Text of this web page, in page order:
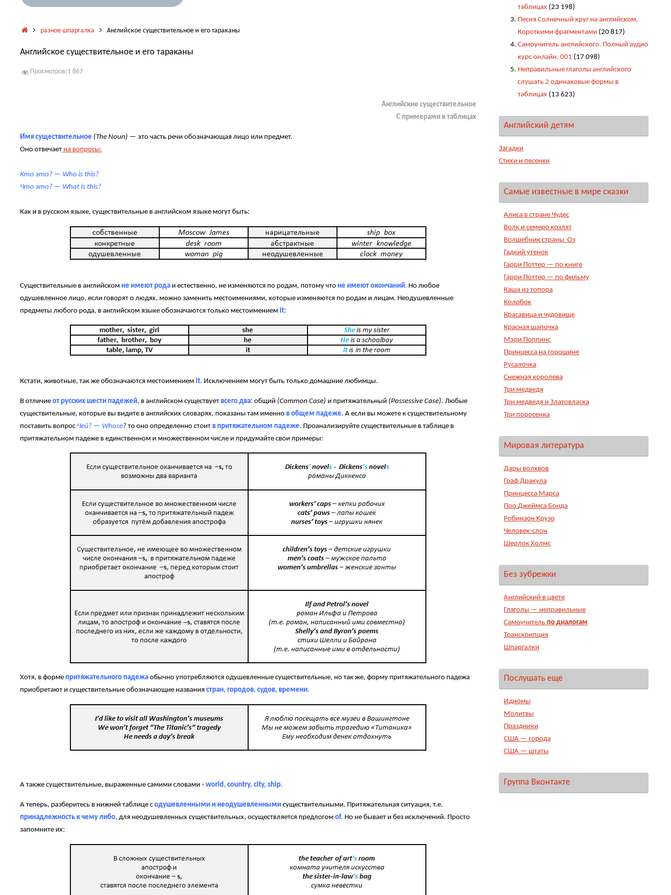
Главная
разное шпаргалка Английское существительное и его тараканы
Английское существительное и его тараканы
Просмотров:1 867
Английские существительное
С примерами в таблицах
Имя существительное (The Noun) — это часть речи обозначающая лицо или предмет.
Оно отвечает на вопросы:
Кто это? — Who is this?
Что это? — What is this?
Как и в русском языке, существительные в английском языке могут быть:
Существительные в английском не имеют рода и естественно, не изменяются по родам, потому что не имеют окончаний. Но любое
одушевленное лицо, если говорят о людях, можно заменить местоимениями, которые изменяются по родам и лицам. Неодушевленные
предметы любого рода, в английском языке обозначаются только местоимением it:
Кстати, животные, так же обозначаются местоимением it. Исключением могут быть только домашние любимцы.
В отличие от русских шести падежей, в английском существует всего два: общий (Common Case) и притяжательный (Possessive Case). Любые
существительные, которые вы видите в английских словарях, показаны там именно в общем падеже. А если вы можете к существительному
поставить вопрос Чей? — Whose? то оно определенно стоит в притяжательном падеже. Проанализируйте существительные в таблице в
притяжательном падеже в единственном и множественном числе и придумайте свои примеры:
Хотя, в форме притяжательного падежа обычно употребляются одушевленные существительные, но так же, форму притяжательного падежа
приобретают и существительные обозначающие названия стран, городов, судов, времени.
А также существительные, выраженные самими словами - world, country, city, ship.
А теперь, разберитесь в нижней таблице с одушевленными и неодушевленными существительными. Притяжательная ситуация, т.е.
принадлежность к чему либо, для неодушевленных существительных, осуществляется предлогом of. Но не бывает и без исключений. Просто
запомните их:
таблицах (23 198)
Песня Солнечный круг на английском.
Короткими фрагментами (20 817)
Самоучитель английского. Полный аудио
курс онлайн. 001 (17 098)
Неправильные глаголы английского
слушать 2 одинаковые формы в
таблицах (13 623)
Английский детям
Загадки
Стихи и песенки
Самые известные в мире сказки
Алиса в стране Чудес
Волк и семеро козлят
Волшебник страны Оз
Гадкий утенок
Гарри Поттер — по книге
Гарри Поттер — по фильму
Каша из топора
Колобок
Красавица и чудовище
Красная шапочка
Мэри Поппинс
Принцесса на горошине
Русалочка
Снежная королева
Три медведя
Три медведя и Златовласка
Три поросенка
Мировая литература
Дары волхвов
Граф Дракула
Принцесса Марса
Про Джеймса Бонда
Робинзон Крузо
Человек-слон
Шерлок Холмс
Без зубрежки
Английский в цвете
Глаголы — неправильные
Самоучитель по диалогам
Транскрипция
Шпаргалки
Послушать еще
Идиомы
Молитвы
Праздники
США — города
США — штаты
Группа Вконтакте